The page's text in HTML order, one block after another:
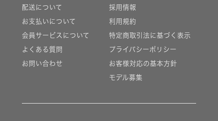
配送について
お支払いについて
会員サービスについて
よくある質問
お問い合わせ
採用情報
利用規約
特定商取引法に基づく表示
プライバシーポリシー
お客様対応の基本方針
モデル募集